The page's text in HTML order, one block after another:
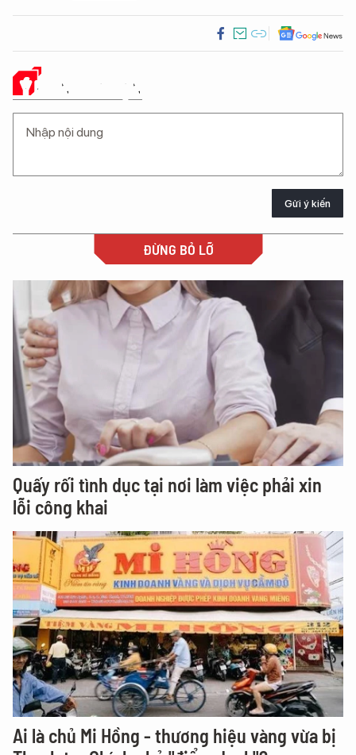
Ý KIẾN CỦA BẠN
Gửi ý kiến
ĐỪNG BỎ LỠ
Quấy rối tình dục tại nơi làm việc phải xin
lỗi công khai
Ai là chủ Mi Hồng - thương hiệu vàng vừa bị